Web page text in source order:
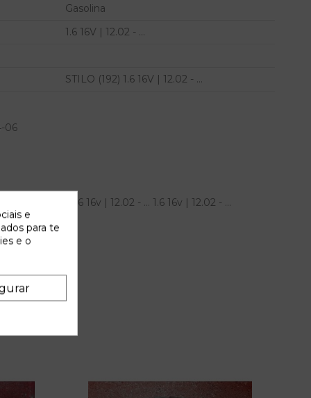
Gasolina
1.6 16V | 12.02 - ...
STILO (192) 1.6 16V | 12.02 - ...
06
stilo (192) 1.6 16v | 12.02 - ... 1.6 16v | 12.02 - ...
e
para te
e o